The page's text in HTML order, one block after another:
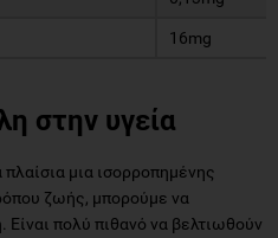
16mg
στην υγεία
μια ισορροπημένης
ζωής, μπορούμε να
πολύ πιθανό να βελτιωθούν